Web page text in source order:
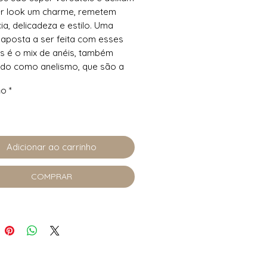
look um charme, remetem
delicadeza e estilo. Uma
a ser feita com esses
é o mix de anéis, também
como anelismo, que são a
elos lisos e cravejado de
na cor branca banhado a
base consiste em uma liga
de cobre e zinco e recebe o
uma durabilidade maior da
*
Adicionar ao carrinho
COMPRAR